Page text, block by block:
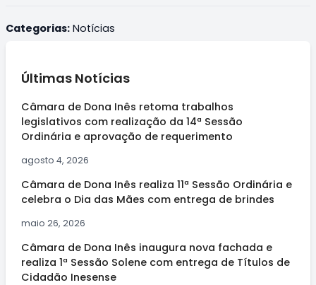
Categorias: Notícias
Últimas Notícias
Câmara de Dona Inês retoma trabalhos
legislativos com realização da 14ª Sessão
Ordinária e aprovação de requerimento
agosto 4, 2026
Câmara de Dona Inês realiza 11ª Sessão Ordinária e
celebra o Dia das Mães com entrega de brindes
maio 26, 2026
Câmara de Dona Inês inaugura nova fachada e
realiza 1ª Sessão Solene com entrega de Títulos de
Cidadão Inesense